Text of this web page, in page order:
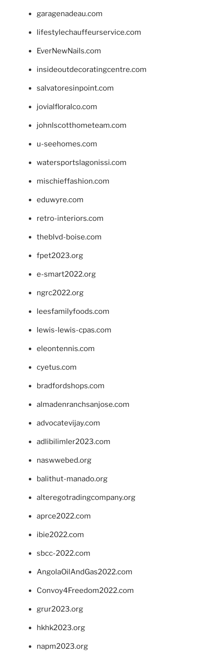
garagenadeau.com
lifestylechauffeurservice.com
EverNewNails.com
insideoutdecoratingcentre.com
salvatoresinpoint.com
jovialfloralco.com
johnlscotthometeam.com
u-seehomes.com
watersportslagonissi.com
mischieffashion.com
eduwyre.com
retro-interiors.com
theblvd-boise.com
fpet2023.org
e-smart2022.org
ngrc2022.org
leesfamilyfoods.com
lewis-lewis-cpas.com
eleontennis.com
cyetus.com
bradfordshops.com
almadenranchsanjose.com
advocatevijay.com
adlibilimler2023.com
naswwebed.org
balithut-manado.org
alteregotradingcompany.org
aprce2022.com
ibie2022.com
sbcc-2022.com
AngolaOilAndGas2022.com
Convoy4Freedom2022.com
grur2023.org
hkhk2023.org
napm2023.org